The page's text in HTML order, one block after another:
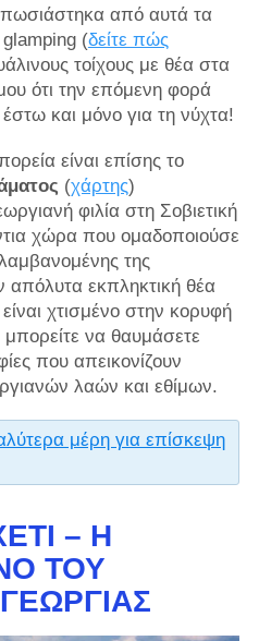
από αυτά τα
glamping (δείτε πώς
τοίχους με θέα στα
ότι την επόμενη φορά
και μόνο για τη νύχτα!
είναι επίσης το
(χάρτης)
φιλία στη Σοβιετική
χώρα που ομαδοποιούσε
της
απόλυτα εκπληκτική θέα
χτισμένο στην κορυφή
να θαυμάσετε
που απεικονίζουν
λαών και εθίμων.
μέρη για επίσκεψη
– Η
ΤΟΥ